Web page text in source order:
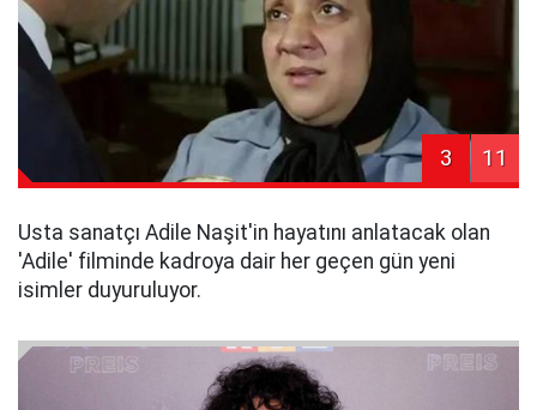
3 11
Usta sanatçı Adile Naşit'in hayatını anlatacak olan
'Adile' filminde kadroya dair her geçen gün yeni
isimler duyuruluyor.